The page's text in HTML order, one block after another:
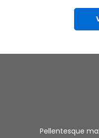
Pellentesque